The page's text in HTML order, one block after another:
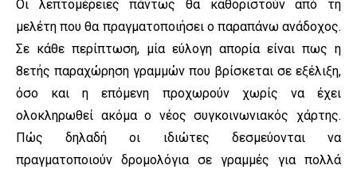
Οι λεπτομέρειες πάντως θα καθοριστούν από τη
μελέτη που θα πραγματοποιήσει ο παραπάνω ανάδοχος.
Σε κάθε περίπτωση, μία εύλογη απορία είναι πως η
8ετής παραχώρηση γραμμών που βρίσκεται σε εξέλιξη,
όσο και η επόμενη προχωρούν χωρίς να έχει
ολοκληρωθεί ακόμα ο νέος συγκοινωνιακός χάρτης.
Πώς δηλαδή οι ιδιώτες δεσμεύονται να
πραγματοποιούν δρομολόγια σε γραμμές για πολλά